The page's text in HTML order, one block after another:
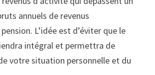
annuels de revenus
L’idée est d’éviter que le
intégral et permettra de
votre situation personnelle et du